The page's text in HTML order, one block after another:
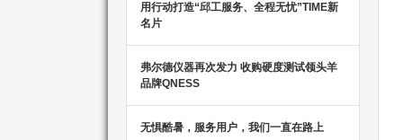
用行动打造“邱工服务、全程无忧”TIME新
名片
弗尔德仪器再次发力 收购硬度测试领头羊
品牌QNESS
无惧酷暑，服务用户，我们一直在路上